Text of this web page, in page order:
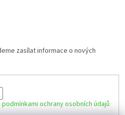
zasílat informace o nových
podmínkami ochrany osobních údajů